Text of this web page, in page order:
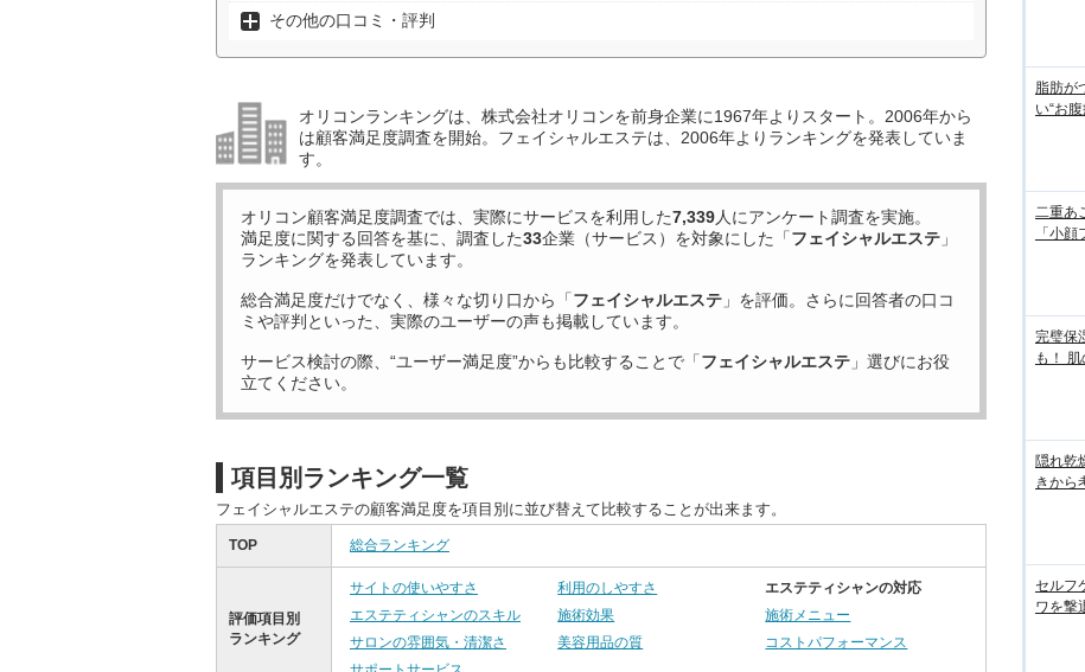
その他の口コミ・評判
オリコンランキングは、株式会社オリコンを前身企業に1967年よりスタート。2006年から
は顧客満足度調査を開始。フェイシャルエステは、2006年よりランキングを発表していま
す。
オリコン顧客満足度調査では、実際にサービスを利用した7,339人にアンケート調査を実施。
満足度に関する回答を基に、調査した33企業（サービス）を対象にした「フェイシャルエステ 」
ランキングを発表しています。
総合満足度だけでなく、様々な切り口から「フェイシャルエステ 」を評価。さらに回答者の口コ
ミや評判といった、実際のユーザーの声も掲載しています。
サービス検討の際、“ユーザー満足度”からも比較することで「フェイシャルエステ 」選びにお役
立てください。
項目別ランキング一覧
フェイシャルエステの顧客満足度を項目別に並び替えて比較することが出来ます。
TOP 総合ランキング
評価項目別
ランキング
サイトの使いやすさ 利用のしやすさ
エステティシャンの対応
エステティシャンのスキル
施術効果
施術メニュー
サロンの雰囲気・清潔さ
美容用品の質
コストパフォーマンス
脂肪が
い“お
二重あ
「小顔
完璧保
も！
隠れ乾
きから
セルフ
ワを撃